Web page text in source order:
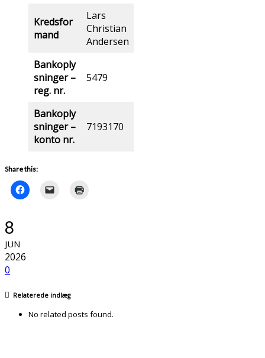
Kredsfor
mand
Lars
Christian
Andersen
Bankoply
sninger –
reg. nr.
5479
Bankoply
sninger –
konto nr.
7193170
Share this:
8
JUN
2026
0
Relaterede indlæg
No related posts found.